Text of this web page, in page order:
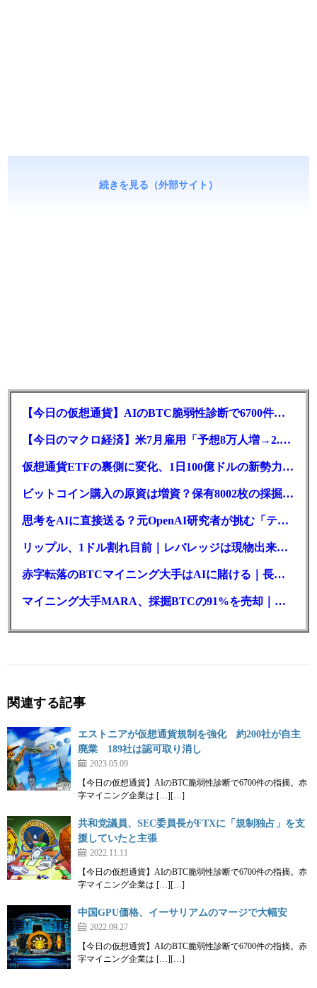
続きを見る（外部サイト）
【今日の仮想通貨】AIのBTC脆弱性診断で6700件の指摘。赤字マイニング企業はAIに賭ける
【今日のマクロ経済】米7月雇用「予想8万人増→2.3万人減」で利上げ観測後退
仮想通貨ETFの裏側に変化、1日100億ドルの新勢力がSEC登録
ビットコイン購入の原資は増資？保有8002枚の採掘企業の実態とは
思考をAIに直接送る？元OpenAI研究者が挑む「テレパシー」開発とは
リップル、1ドル割れ目前｜レバレッジは現物出来高の6倍超
赤字転落のBTCマイニング大手はAIに賭ける｜長期負債17.8億ドル
マイニング大手MARA、採掘BTCの91%を売却｜純損失6億ドル
関連する記事
エストニアが仮想通貨規制を強化 約200社が自主
廃業 189社は認可取り消し
2023.05.09
【今日の仮想通貨】AIのBTC脆弱性診断で6700件の指摘。赤
字マイニング企業は […][…]
共和党議員、SEC委員長がFTXに「規制独占」を支
援していたと主張
2022.11.11
【今日の仮想通貨】AIのBTC脆弱性診断で6700件の指摘。赤
字マイニング企業は […][…]
中国GPU価格、イーサリアムのマージで大幅安
2022.09.27
【今日の仮想通貨】AIのBTC脆弱性診断で6700件の指摘。赤
字マイニング企業は […][…]